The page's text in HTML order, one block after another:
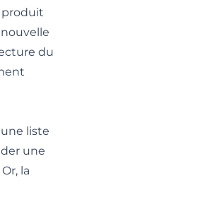
produit
du
liste
une
la